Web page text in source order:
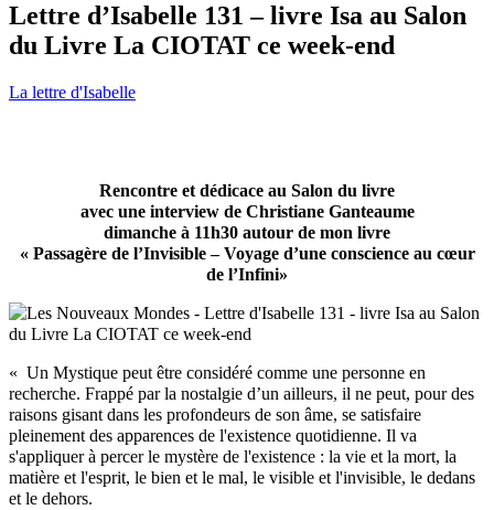
Lettre d’Isabelle 131 – livre Isa au Salon
du Livre La CIOTAT ce week-end
La lettre d'Isabelle
Rencontre et dédicace au Salon du livre
avec une interview de Christiane Ganteaume
dimanche à 11h30 autour de mon livre
« Passagère de l’Invisible – Voyage d’une conscience au cœur
de l’Infini»
« Un Mystique peut être considéré comme une personne en
recherche. Frappé par la nostalgie d’un ailleurs, il ne peut, pour des
raisons gisant dans les profondeurs de son âme, se satisfaire
pleinement des apparences de l'existence quotidienne. Il va
s'appliquer à percer le mystère de l'existence : la vie et la mort, la
matière et l'esprit, le bien et le mal, le visible et l'invisible, le dedans
et le dehors.